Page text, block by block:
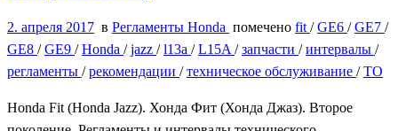
2. апреля 2017 в Регламенты Honda помечено fit/GE6 /GE7 /
GE8 /GE9 /Honda /jazz /l13a /L15A/запчасти /интервалы /
регламенты /рекомендации /техническое обслуживание /ТО
Honda Fit (Honda Jazz). Хонда Фит (Хонда Джаз). Второе